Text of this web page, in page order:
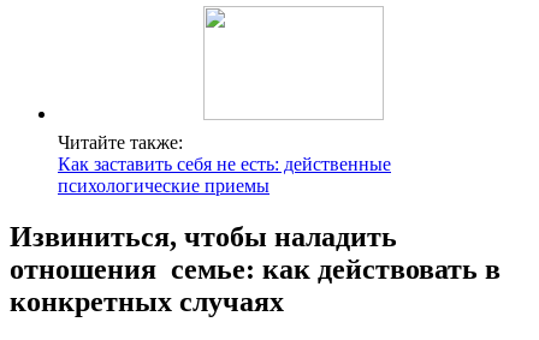
Читайте также:
Как заставить себя не есть: действенные
психологические приемы
Извиниться, чтобы наладить
отношения семье: как действовать в
конкретных случаях